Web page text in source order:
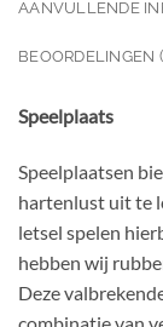
AANVULLENDE
BEOORDELINGEN
Speelplaats
Speelplaatsen
hartenlust uit te
letsel spelen
hebben wij
Deze
combinatie van